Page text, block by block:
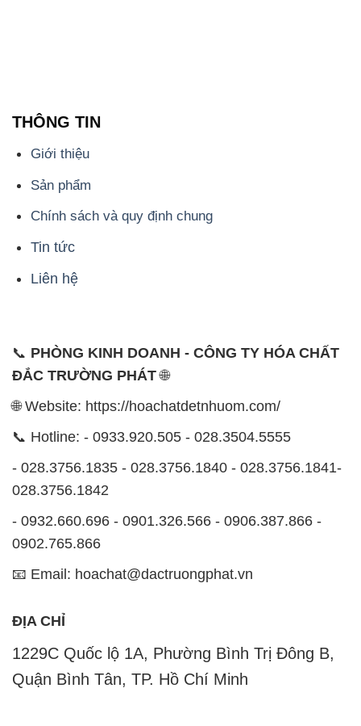
THÔNG TIN
Giới thiệu
Sản phẩm
Chính sách và quy định chung
Tin tức
Liên hệ
📞 PHÒNG KINH DOANH - CÔNG TY HÓA CHẤT
ĐẮC TRƯỜNG PHÁT🌐
🌐 Website: https://hoachatdetnhuom.com/
📞 Hotline: - 0933.920.505 - 028.3504.5555
- 028.3756.1835 - 028.3756.1840 - 028.3756.1841-
028.3756.1842
- 0932.660.696 - 0901.326.566 - 0906.387.866 -
0902.765.866
📧 Email: hoachat@dactruongphat.vn
ĐỊA CHỈ
1229C Quốc lộ 1A, Phường Bình Trị Đông B,
Quận Bình Tân, TP. Hồ Chí Minh